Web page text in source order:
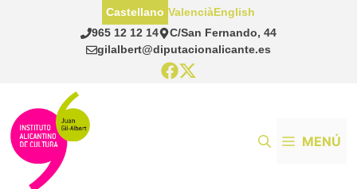
965 12 12 14
C/San Fernando, 44
gilalbert@diputacionalicante.es
Castellano ValenciàEnglish
MENÚ